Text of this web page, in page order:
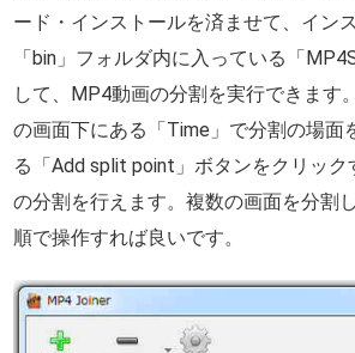
ード・インストールを済ませて、イン
「bin」フォルダ内に入っている「
して、MP4動画の分割を実行できます
の画面下にある「Time」で分割の場面
る「Add split point」ボタンをクリッ
の分割を行えます。複数の画面を分割
順で操作すれば良いです。